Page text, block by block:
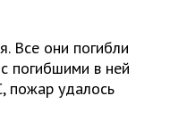
Все они погибли
погибшими в ней
пожар удалось